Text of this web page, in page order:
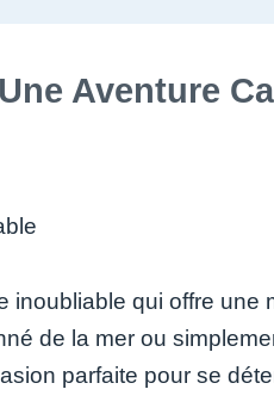
Aventure
qui offre une
de la mer ou
parfaite pour se